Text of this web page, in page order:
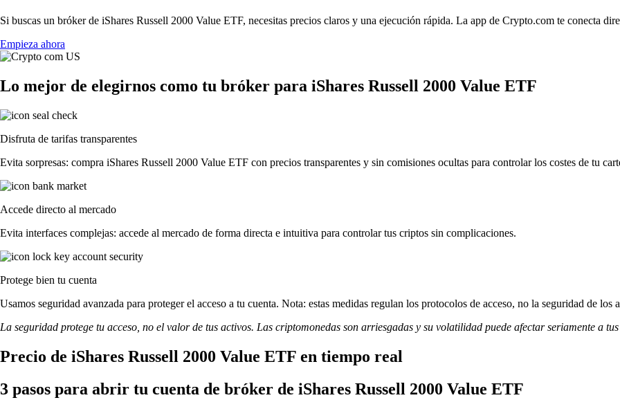
Si buscas un bróker de iShares Russell 2000 Value ETF, necesitas precios claros y una ejecución rápida. La app de Crypto.com te conecta
Empieza ahora
Lo mejor de elegirnos como tu bróker para iShares Russell 2000 Value ETF
Disfruta de tarifas transparentes
Evita sorpresas: compra iShares Russell 2000 Value ETF con precios transparentes y sin comisiones ocultas para controlar los costes de tu
Accede directo al mercado
Evita interfaces complejas: accede al mercado de forma directa e intuitiva para controlar tus criptos sin complicaciones.
Protege bien tu cuenta
Usamos seguridad avanzada para proteger el acceso a tu cuenta. Nota: estas medidas regulan los protocolos de acceso, no la seguridad de los
La seguridad protege tu acceso, no el valor de tus activos. Las criptomonedas son arriesgadas y su volatilidad puede afectar seriamente a
Precio de iShares Russell 2000 Value ETF en tiempo real
3 pasos para abrir tu cuenta de bróker de iShares Russell 2000 Value ETF